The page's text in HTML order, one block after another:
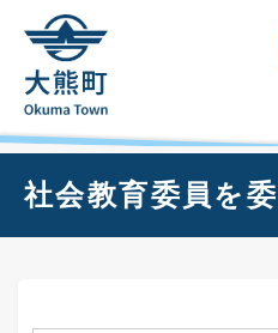
頭
メニューを
社会教育委員を